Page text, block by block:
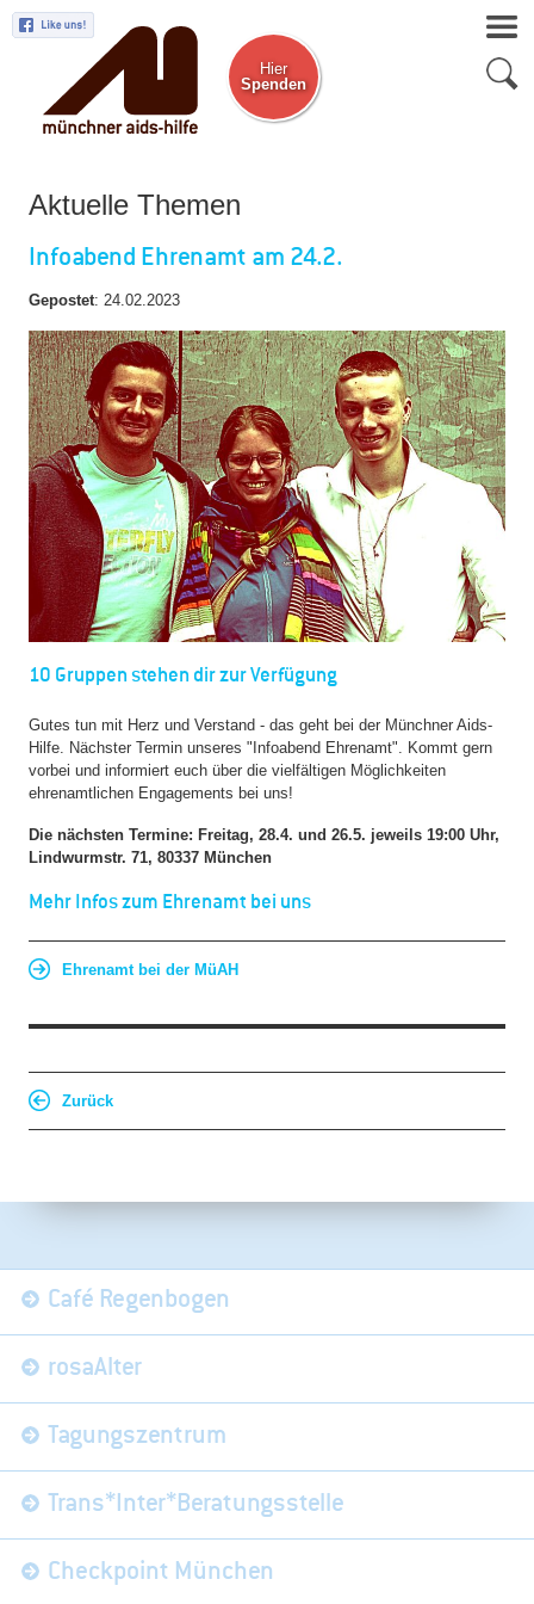
Hier
Spenden
Aktuelle Themen
Infoabend Ehrenamt am 24.2.
Gepostet: 24.02.2023
10 Gruppen stehen dir zur Verfügung
Gutes tun mit Herz und Verstand - das geht bei der Münchner Aids-
Hilfe. Nächster Termin unseres "Infoabend Ehrenamt". Kommt gern
vorbei und informiert euch über die vielfältigen Möglichkeiten
ehrenamtlichen Engagements bei uns!
Die nächsten Termine: Freitag, 28.4. und 26.5. jeweils 19:00 Uhr,
Lindwurmstr. 71, 80337 München
Mehr Infos zum Ehrenamt bei uns
Ehrenamt bei der MüAH
Zurück
überspringenCafé Regenbogen
rosaAlter
Tagungszentrum
Trans*Inter*Beratungsstelle
Checkpoint München